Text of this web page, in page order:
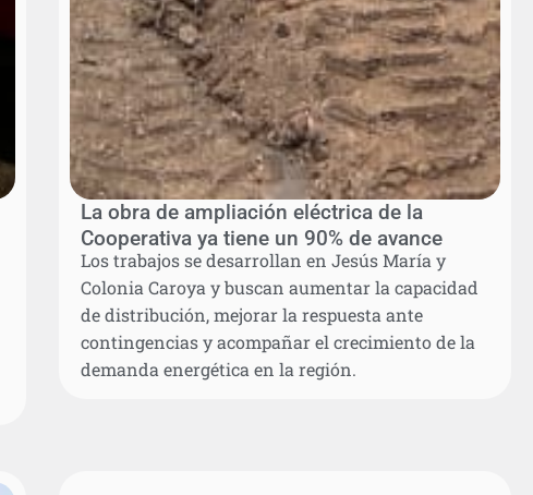
La obra de ampliación eléctrica de la
Cooperativa ya tiene un 90% de avance
Los trabajos se desarrollan en Jesús María y
Colonia Caroya y buscan aumentar la capacidad
de distribución, mejorar la respuesta ante
contingencias y acompañar el crecimiento de la
demanda energética en la región.